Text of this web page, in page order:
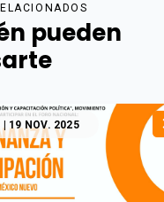
pueden
| 19 NOV. 2025